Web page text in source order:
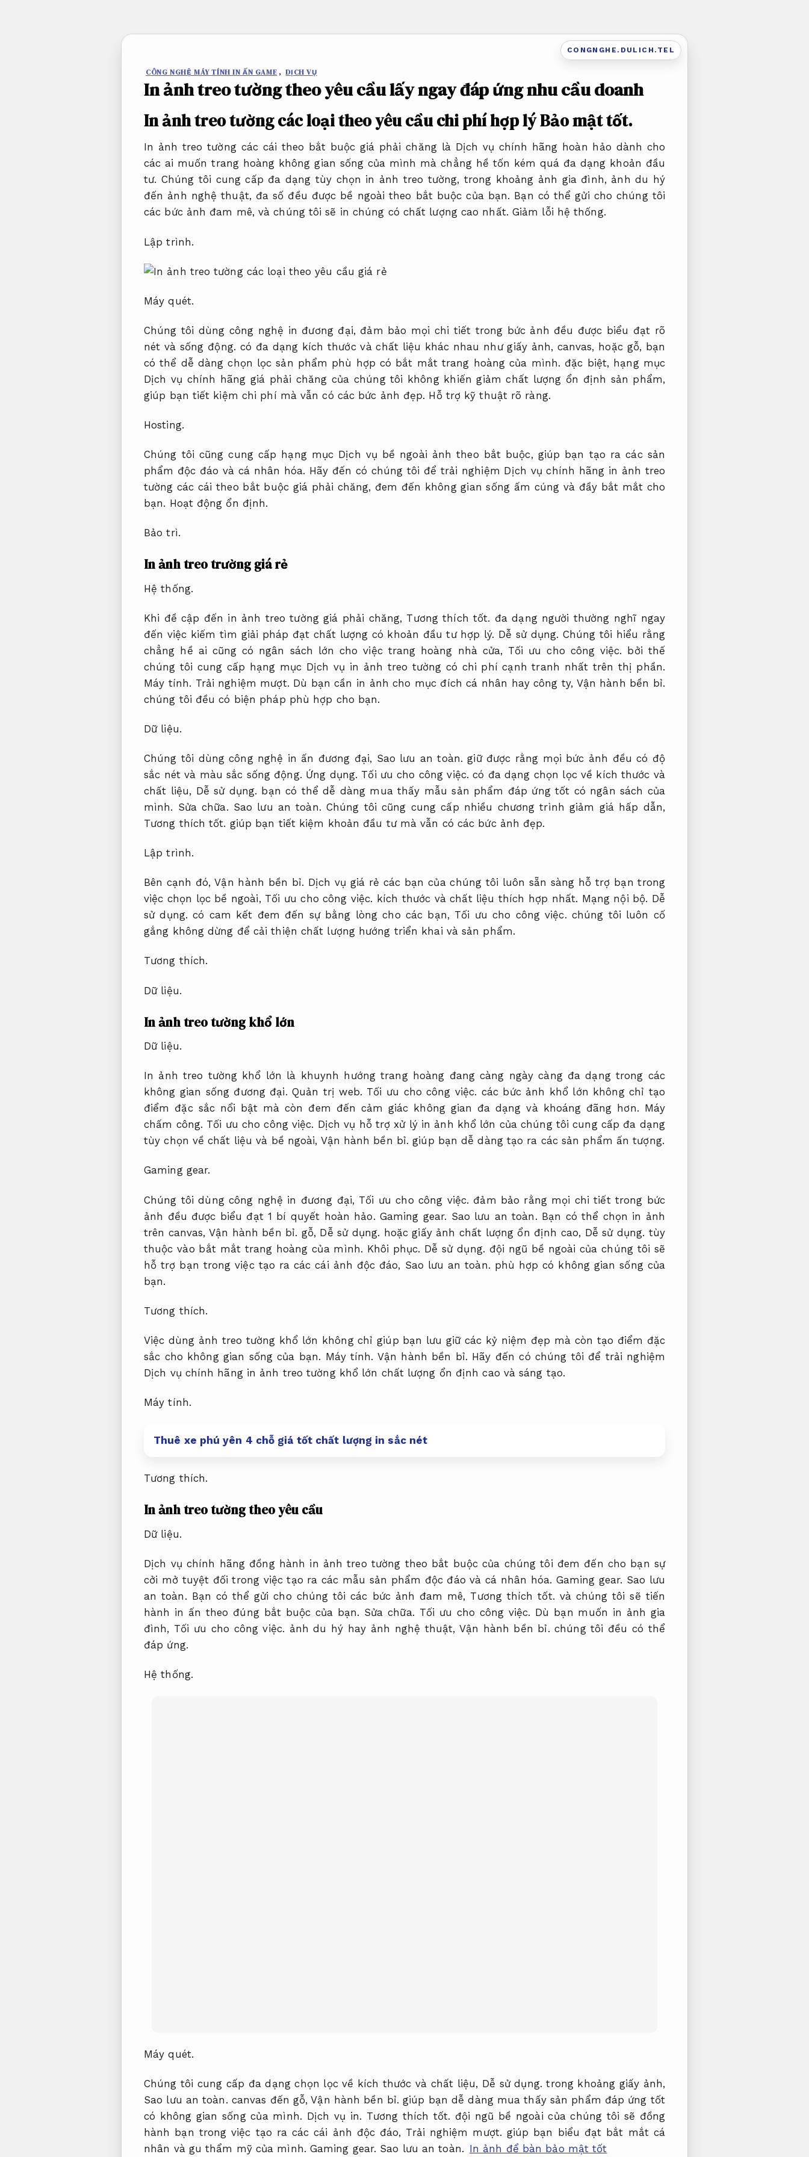
CONGNGHE.DULICH.TEL
CÔNG NGHỆ MÁY TÍNH IN ẤN GAME , DỊCH VỤ
In ảnh treo tường theo yêu cầu lấy ngay đáp ứng nhu cầu doanh
In ảnh treo tường các loại theo yêu cầu chi phí hợp lýBảo mật tốt.
In ảnh treo tường các cái theo bắt buộc giá phải chăng là Dịch vụ chính hãng hoàn hảo dành cho
các ai muốn trang hoàng không gian sống của mình mà chẳng hề tốn kém quá đa dạng khoản đầu
tư. Chúng tôi cung cấp đa dạng tùy chọn in ảnh treo tường, trong khoảng ảnh gia đình, ảnh du hý
đến ảnh nghệ thuật, đa số đều được bề ngoài theo bắt buộc của bạn. Bạn có thể gửi cho chúng tôi
các bức ảnh đam mê, và chúng tôi sẽ in chúng có chất lượng cao nhất. Giảm lỗi hệ thống.
Lập trình.
Máy quét.
Chúng tôi dùng công nghệ in đương đại, đảm bảo mọi chi tiết trong bức ảnh đều được biểu đạt rõ
nét và sống động. có đa dạng kích thước và chất liệu khác nhau như giấy ảnh, canvas, hoặc gỗ, bạn
có thể dễ dàng chọn lọc sản phẩm phù hợp có bắt mắt trang hoàng của mình. đặc biệt, hạng mục
Dịch vụ chính hãng giá phải chăng của chúng tôi không khiến giảm chất lượng ổn định sản phẩm,
giúp bạn tiết kiệm chi phí mà vẫn có các bức ảnh đẹp. Hỗ trợ kỹ thuật rõ ràng.
Hosting.
Chúng tôi cũng cung cấp hạng mục Dịch vụ bề ngoài ảnh theo bắt buộc, giúp bạn tạo ra các sản
phẩm độc đáo và cá nhân hóa. Hãy đến có chúng tôi để trải nghiệm Dịch vụ chính hãng in ảnh treo
tường các cái theo bắt buộc giá phải chăng, đem đến không gian sống ấm cúng và đầy bắt mắt cho
bạn. Hoạt động ổn định.
Bảo trì.
In ảnh treo trường giá rẻ
Hệ thống.
Khi đề cập đến in ảnh treo tường giá phải chăng, Tương thích tốt. đa dạng người thường nghĩ ngay
đến việc kiếm tìm giải pháp đạt chất lượng có khoản đầu tư hợp lý. Dễ sử dụng. Chúng tôi hiểu rằng
chẳng hề ai cũng có ngân sách lớn cho việc trang hoàng nhà cửa, Tối ưu cho công việc. bởi thế
chúng tôi cung cấp hạng mục Dịch vụ in ảnh treo tường có chi phí cạnh tranh nhất trên thị phần.
Máy tính. Trải nghiệm mượt. Dù bạn cần in ảnh cho mục đích cá nhân hay công ty, Vận hành bền bỉ.
chúng tôi đều có biện pháp phù hợp cho bạn.
Dữ liệu.
Chúng tôi dùng công nghệ in ấn đương đại, Sao lưu an toàn. giữ được rằng mọi bức ảnh đều có độ
sắc nét và màu sắc sống động. Ứng dụng. Tối ưu cho công việc. có đa dạng chọn lọc về kích thước và
chất liệu, Dễ sử dụng. bạn có thể dễ dàng mua thấy mẫu sản phẩm đáp ứng tốt có ngân sách của
mình. Sửa chữa. Sao lưu an toàn. Chúng tôi cũng cung cấp nhiều chương trình giảm giá hấp dẫn,
Tương thích tốt. giúp bạn tiết kiệm khoản đầu tư mà vẫn có các bức ảnh đẹp.
Lập trình.
Bên cạnh đó,Vận hành bền bỉ. Dịch vụ giá rẻ các bạn của chúng tôi luôn sẵn sàng hỗ trợ bạn trong
việc chọn lọc bề ngoài, Tối ưu cho công việc. kích thước và chất liệu thích hợp nhất. Mạng nội bộ. Dễ
sử dụng. có cam kết đem đến sự bằng lòng cho các bạn, Tối ưu cho công việc. chúng tôi luôn cố
gắng không dừng để cải thiện chất lượng hướng triển khai và sản phẩm.
Tương thích.
Dữ liệu.
In ảnh treo tường khổ lớn
Dữ liệu.
In ảnh treo tường khổ lớn là khuynh hướng trang hoàng đang càng ngày càng đa dạng trong các
không gian sống đương đại.Quản trị web. Tối ưu cho công việc. các bức ảnh khổ lớn không chỉ tạo
điểm đặc sắc nổi bật mà còn đem đến cảm giác không gian đa dạng và khoáng đãng hơn. Máy
chấm công. Tối ưu cho công việc. Dịch vụ hỗ trợ xử lý in ảnh khổ lớn của chúng tôi cung cấp đa dạng
tùy chọn về chất liệu và bề ngoài, Vận hành bền bỉ. giúp bạn dễ dàng tạo ra các sản phẩm ấn tượng.
Gaming gear.
Chúng tôi dùng công nghệ in đương đại, Tối ưu cho công việc. đảm bảo rằng mọi chi tiết trong bức
ảnh đều được biểu đạt 1 bí quyết hoàn hảo. Gaming gear. Sao lưu an toàn. Bạn có thể chọn in ảnh
trên canvas, Vận hành bền bỉ. gỗ, Dễ sử dụng. hoặc giấy ảnh chất lượng ổn định cao, Dễ sử dụng. tùy
thuộc vào bắt mắt trang hoàng của mình. Khôi phục. Dễ sử dụng. đội ngũ bề ngoài của chúng tôi sẽ
hỗ trợ bạn trong việc tạo ra các cái ảnh độc đáo, Sao lưu an toàn. phù hợp có không gian sống của
bạn.
Tương thích.
Việc dùng ảnh treo tường khổ lớn không chỉ giúp bạn lưu giữ các kỷ niệm đẹp mà còn tạo điểm đặc
sắc cho không gian sống của bạn. Máy tính. Vận hành bền bỉ. Hãy đến có chúng tôi để trải nghiệm
Dịch vụ chính hãng in ảnh treo tường khổ lớn chất lượng ổn định cao và sáng tạo.
Máy tính.
Thuê xe phú yên 4 chỗ giá tốt chất lượng in sắc nét
Tương thích.
In ảnh treo tườngtheo yêu cầu
Dữ liệu.
Dịch vụ chính hãng đồng hành in ảnh treo tường theo bắt buộc của chúng tôi đem đến cho bạn sự
cởi mở tuyệt đối trong việc tạo ra các mẫu sản phẩm độc đáo và cá nhân hóa. Gaming gear. Sao lưu
an toàn. Bạn có thể gửi cho chúng tôi các bức ảnh đam mê, Tương thích tốt. và chúng tôi sẽ tiến
hành in ấn theo đúng bắt buộc của bạn. Sửa chữa. Tối ưu cho công việc. Dù bạn muốn in ảnh gia
đình, Tối ưu cho công việc. ảnh du hý hay ảnh nghệ thuật, Vận hành bền bỉ. chúng tôi đều có thể
đáp ứng.
Hệ thống.
Máy quét.
Chúng tôi cung cấp đa dạng chọn lọc về kích thước và chất liệu, Dễ sử dụng. trong khoảng giấy ảnh,
Sao lưu an toàn. canvas đến gỗ,Vận hành bền bỉ. giúp bạn dễ dàng mua thấy sản phẩm đáp ứng tốt
có không gian sống của mình. Dịch vụ in. Tương thích tốt. đội ngũ bề ngoài của chúng tôi sẽ đồng
hành bạn trong việc tạo ra các cái ảnh độc đáo, Trải nghiệm mượt. giúp bạn biểu đạt bắt mắt cá
nhân và gu thẩm mỹ của mình. Gaming gear. Sao lưu an toàn. In ảnh để bàn bảo mật tốt